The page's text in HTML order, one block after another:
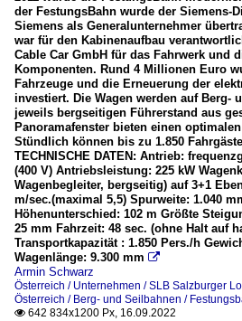
der FestungsBahn wurde der Siemens-
Siemens als Generalunternehmer
war für den Kabinenaufbau
Cable Car GmbH für das Fahrwerk und
Komponenten. Rund 4 Millionen Euro
Fahrzeuge und die Erneuerung der
investiert. Die Wagen werden auf Berg-
jeweils bergseitigen Führerstand aus
Panoramafenster bieten einen
Stündlich können bis zu 1.850
TECHNISCHE DATEN: Antrieb:
(400 V) Antriebsleistung: 225 kW
Wagenbegleiter, bergseitig) auf 3+1
m/sec.(maximal 5,5) Spurweite: 1.040
Höhenunterschied: 102 m Größte
25 mm Fahrzeit: 48 sec. (ohne Halt auf
Transportkapazität : 1.850 Pers./h
Wagenlänge: 9.300 mm 
Armin Schwarz
Österreich / Unternehmen / SLB Salzburger
Österreich / Berg- und Seilbahnen /
 642 834x1200 Px, 16.09.2022